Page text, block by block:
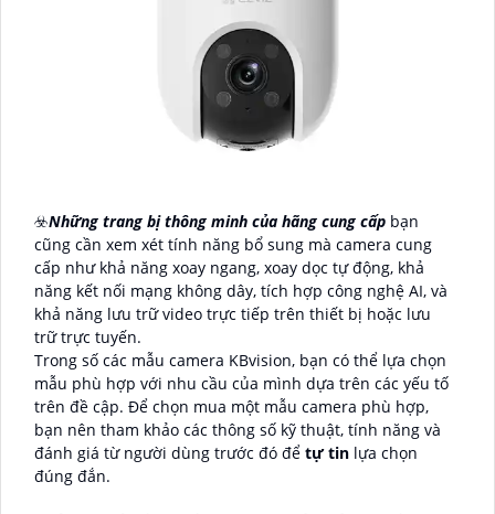
☣️Những trang bị thông minh của hãng cung cấp bạn
cũng cần xem xét tính năng bổ sung mà camera cung
cấp như khả năng xoay ngang, xoay dọc tự động, khả
năng kết nối mạng không dây, tích hợp công nghệ AI, và
khả năng lưu trữ video trực tiếp trên thiết bị hoặc lưu
trữ trực tuyến.
Trong số các mẫu camera KBvision, bạn có thể lựa chọn
mẫu phù hợp với nhu cầu của mình dựa trên các yếu tố
trên đề cập. Để chọn mua một mẫu camera phù hợp,
bạn nên tham khảo các thông số kỹ thuật, tính năng và
đánh giá từ người dùng trước đó để tự tin lựa chọn
đúng đắn.